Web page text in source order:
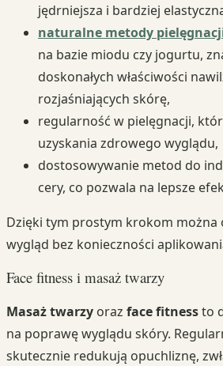
jędrniejsza i bardziej
naturalne metody
na bazie miodu czy jogurtu,
doskonałych właściwości
rozjaśniających skórę,
regularność w pielęgnacji,
uzyskania zdrowego wyglądu,
dostosowywanie metod do
cery, co pozwala na lepsze
Dzięki tym prostym krokom można
wygląd bez konieczności
Face fitness i masaż twarzy
Masaż twarzy oraz face fitnessto
na poprawę wyglądu skóry.
skutecznie redukują opuchliznę,